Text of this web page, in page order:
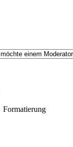
Formatierung